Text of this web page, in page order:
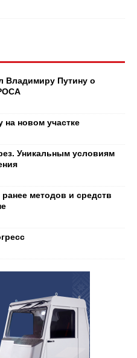
Владимиру Путину о
на новом участке
Уникальным условиям
методов и средств